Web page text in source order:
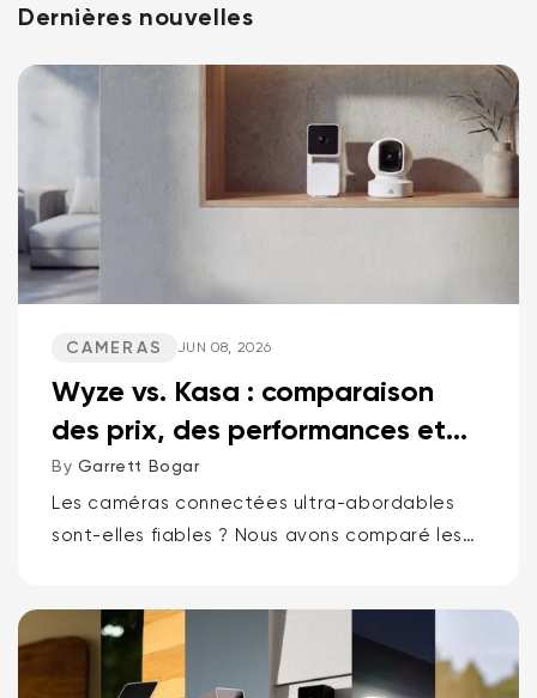
Dernières nouvelles
CAMERAS JUN 08, 2026
Wyze vs. Kasa : comparaison
des prix, des performances et
des fonctionnalités
By Garrett Bogar
Les caméras connectées ultra-abordables
sont-elles fiables ? Nous avons comparé les
sonnettes vidéo. Spoiler : une marque...